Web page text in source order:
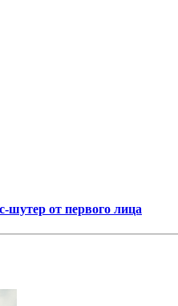
шутер от первого лица